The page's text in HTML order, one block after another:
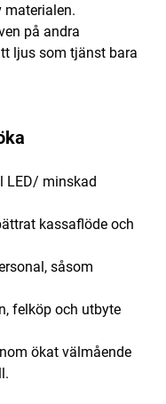
materialen.
på andra
ljus som tjänst bara
LED/ minskad
kassaflöde och
såsom
felköp och utbyte
ökat välmående